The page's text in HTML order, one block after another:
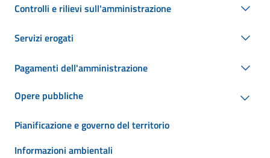
Controlli e rilievi sull'amministrazione
Servizi erogati
Pagamenti dell'amministrazione
Opere pubbliche
Pianificazione e governo del territorio
Informazioni ambientali